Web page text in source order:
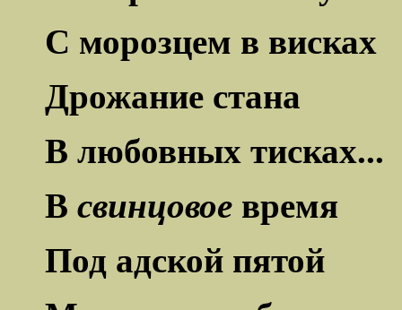
С морозцем в висках
Дрожание стана
В любовных тисках...
В свинцовое время
Под адской пятой